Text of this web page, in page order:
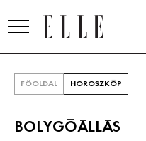
FŐOLDAL HOROSZKÓP
BOLYGÓÁLLÁS